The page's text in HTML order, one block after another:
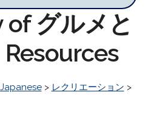
グルメと
Resources
Japanese> レクリエーション >